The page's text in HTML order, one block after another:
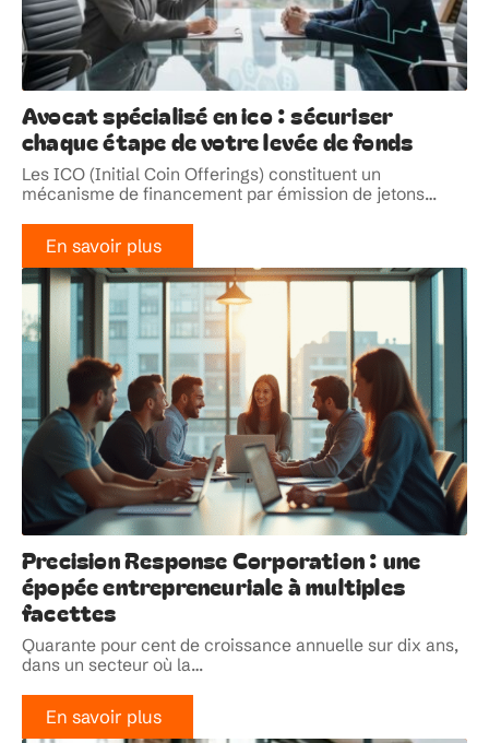
Avocat spécialisé en ico : sécuriser
chaque étape de votre levée de fonds
Les ICO (Initial Coin Offerings) constituent un
mécanisme de financement par émission de jetons…
En savoir plus
Precision Response Corporation : une
épopée entrepreneuriale à multiples
facettes
Quarante pour cent de croissance annuelle sur dix ans,
dans un secteur où la…
En savoir plus